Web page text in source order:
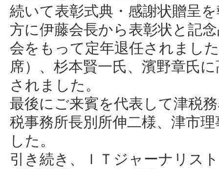
続いて表彰式典・感謝状贈呈
方に伊藤会長から表彰状と記
会をもって定年退任されまし
席）、杉本賢一氏、濱野章氏
されました。
最後にご来賓を代表して津税
税事務所長別所伸二様、津市
した。
引き続き、ＩＴジャーナリス